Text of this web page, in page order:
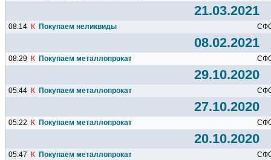
21.03.2021
08:14 К Покупаем неликвиды
08.02.2021
08:29 К Покупаем металлопрокат
29.10.2020
05:44 К Покупаем металлопрокат
27.10.2020
05:22 К Покупаем металлопрокат
20.10.2020
05:47 К Покупаем металлопрокат